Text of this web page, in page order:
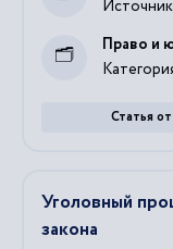
Источник
Право и
Статья
Уголовный
закона